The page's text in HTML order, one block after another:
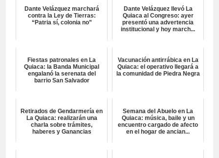
Dante Velázquez marchará
contra la Ley de Tierras:
“Patria sí, colonia no”
Dante Velázquez llevó La
Quiaca al Congreso: ayer
presentó una advertencia
institucional y hoy march...
Fiestas patronales en La
Quiaca: la Banda Municipal
engalanó la serenata del
barrio San Salvador
Vacunación antirrábica en La
Quiaca: el operativo llegará a
la comunidad de Piedra Negra
Retirados de Gendarmería en
La Quiaca: realizarán una
charla sobre trámites,
haberes y Ganancias
Semana del Abuelo en La
Quiaca: música, baile y un
encuentro cargado de afecto
en el hogar de ancian...